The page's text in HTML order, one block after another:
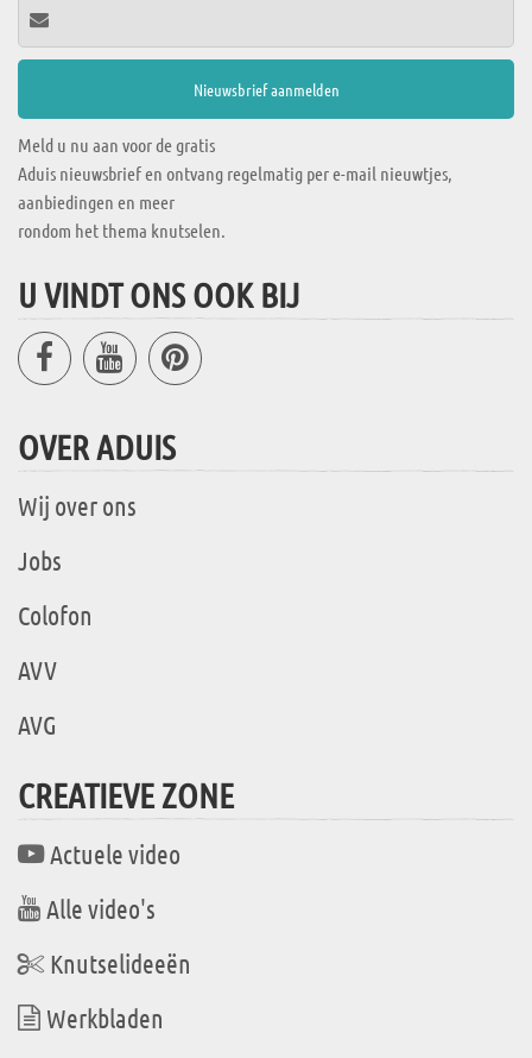
Meld u nu aan voor de gratis
Aduis nieuwsbrief en ontvang regelmatig per e-mail nieuwtjes,
aanbiedingen en meer
rondom het thema knutselen.
U VINDT ONS OOK BIJ
OVER ADUIS
Wij over ons
Jobs
Colofon
AVV
AVG
CREATIEVE ZONE
Actuele video
Alle video's
Knutselideeën
Werkbladen